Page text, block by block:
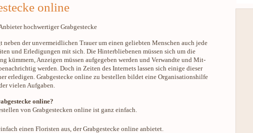
online
hochwertiger Grabgestecke
der unvermeidlichen Trauer um einen geliebten Menschen auch jede
und Erledigungen mit sich. Die Hinterbliebenen müssen sich um die
kümmern, Anzeigen müssen aufgegeben werden und Verwandte und Mit-
werden. Doch in Zeiten des Internets lassen sich einige dieser
erledigen. Grabgestecke online zu bestellen bildet eine Organisationshilfe
vielen Aufgaben.
online?
von Grabgestecken online ist ganz einfach.
einen Floristen aus, der Grabgestecke online anbietet.